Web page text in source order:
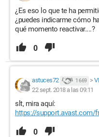
¿Es eso lo que te ha
¿puedes indicarme cómo
qué momento reactivar....?
0
astuces72 1 669 >
22 sept. 2018 a las 09:11
slt, mira aquí:
https://support.avast.com/
0